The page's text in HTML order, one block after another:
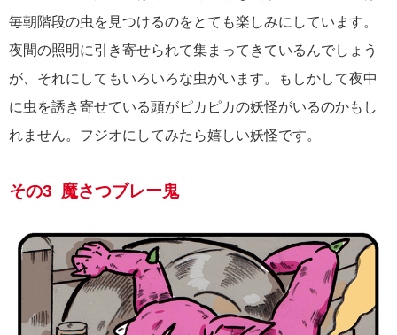
毎朝階段の虫を見つけるのをとても楽しみにしています。
夜間の照明に引き寄せられて集まってきているんでしょう
が、それにしてもいろいろな虫がいます。もしかして夜中
に虫を誘き寄せている頭がピカピカの妖怪がいるのかもし
れません。フジオにしてみたら嬉しい妖怪です。
その3 魔さつブレー鬼